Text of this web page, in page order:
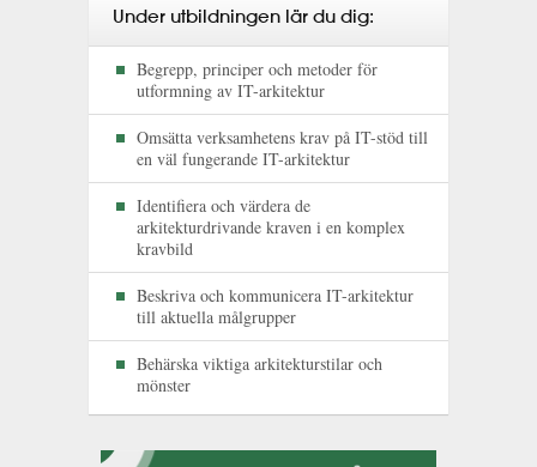
Under utbildningen lär du dig:
Begrepp, principer och metoder för
utformning av IT-arkitektur
Omsätta verksamhetens krav på IT-stöd till
en väl fungerande IT-arkitektur
Identifiera och värdera de
arkitekturdrivande kraven i en komplex
kravbild
Beskriva och kommunicera IT-arkitektur
till aktuella målgrupper
Behärska viktiga arkitekturstilar och
mönster